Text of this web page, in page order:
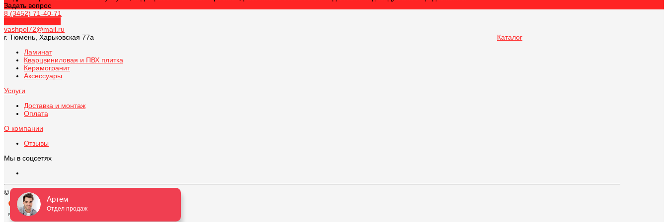
Задать вопрос
8 (3452) 71-40-71
vashpol72@mail.ru
г. Тюмень, Харьковская 77а
Каталог
Ламинат
Кварцвиниловая и ПВХ плитка
Керамогранит
Аксессуары
Услуги
Доставка и монтаж
Оплата
О компании
Отзывы
Мы в соцсетях
© 2026 ВАШ ПОЛ, Все права защищены
Артем
Отдел продаж